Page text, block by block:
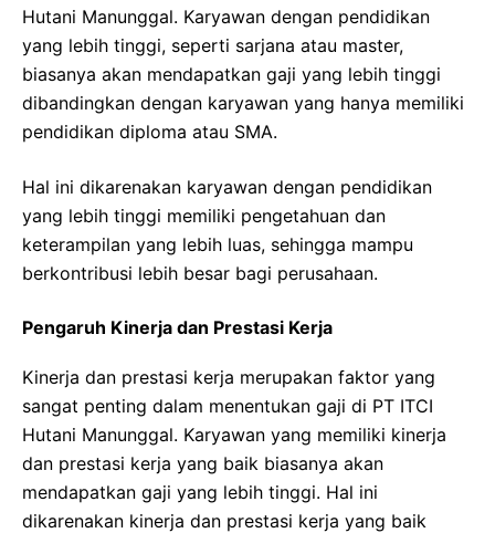
Hutani Manunggal. Karyawan dengan pendidikan
yang lebih tinggi, seperti sarjana atau master,
biasanya akan mendapatkan gaji yang lebih tinggi
dibandingkan dengan karyawan yang hanya memiliki
pendidikan diploma atau SMA.
Hal ini dikarenakan karyawan dengan pendidikan
yang lebih tinggi memiliki pengetahuan dan
keterampilan yang lebih luas, sehingga mampu
berkontribusi lebih besar bagi perusahaan.
Pengaruh Kinerja dan Prestasi Kerja
Kinerja dan prestasi kerja merupakan faktor yang
sangat penting dalam menentukan gaji di PT ITCI
Hutani Manunggal. Karyawan yang memiliki kinerja
dan prestasi kerja yang baik biasanya akan
mendapatkan gaji yang lebih tinggi. Hal ini
dikarenakan kinerja dan prestasi kerja yang baik